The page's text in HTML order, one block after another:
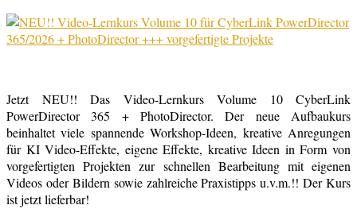
Jetzt NEU!! Das Video-Lernkurs Volume 10 CyberLink
PowerDirector 365 + PhotoDirector. Der neue Aufbaukurs
beinhaltet viele spannende Workshop-Ideen, kreative Anregungen
für KI Video-Effekte, eigene Effekte, kreative Ideen in Form von
vorgefertigten Projekten zur schnellen Bearbeitung mit eigenen
Videos oder Bildern sowie zahlreiche Praxistipps u.v.m.!! Der Kurs
ist jetzt lieferbar!